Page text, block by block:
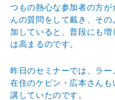
つもの熱心な参加者の方
んの質問をして戴き、そ
加していると、普段にも
は高まるのです。
昨日のセミナーでは、ラ
在住のケビン・広本さん
講していたのです。